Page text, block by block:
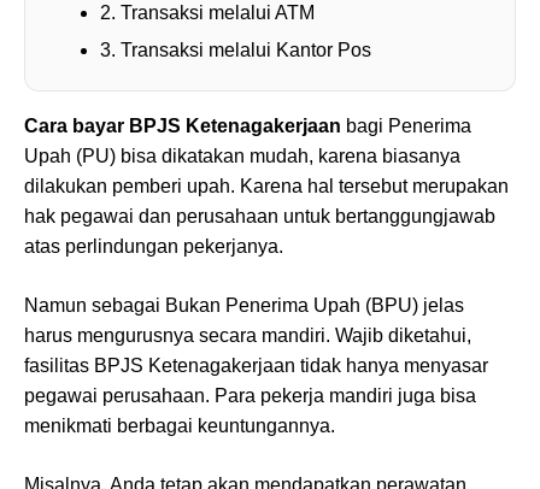
2. Transaksi melalui ATM
3. Transaksi melalui Kantor Pos
Cara bayar BPJS Ketenagakerjaan bagi Penerima
Upah (PU) bisa dikatakan mudah, karena biasanya
dilakukan pemberi upah. Karena hal tersebut merupakan
hak pegawai dan perusahaan untuk bertanggungjawab
atas perlindungan pekerjanya.
Namun sebagai Bukan Penerima Upah (BPU) jelas
harus mengurusnya secara mandiri. Wajib diketahui,
fasilitas BPJS Ketenagakerjaan tidak hanya menyasar
pegawai perusahaan. Para pekerja mandiri juga bisa
menikmati berbagai keuntungannya.
Misalnya, Anda tetap akan mendapatkan perawatan